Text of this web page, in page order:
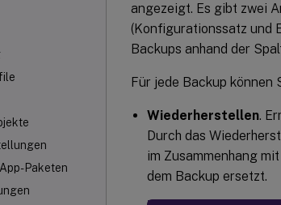
Paketen
angezeigt. Es gibt zwei
(Konfigurationssatz und
Backups anhand der
Für jede Backup können
Wiederherstellen.
Durch das
im Zusammenhang
dem Backup ersetzt.